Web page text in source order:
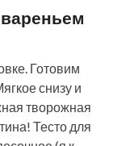
Готовим
снизу и
творожная
Тесто для